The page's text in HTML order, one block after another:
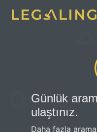
Günlük
ulaştınız.
Daha fazla